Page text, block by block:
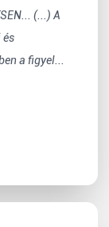
(...) A
és
a figyel...